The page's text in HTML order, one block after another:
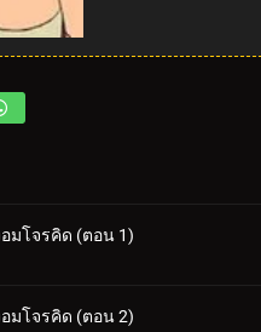
มโจรคิด (ตอน 1)
มโจรคิด (ตอน 2)